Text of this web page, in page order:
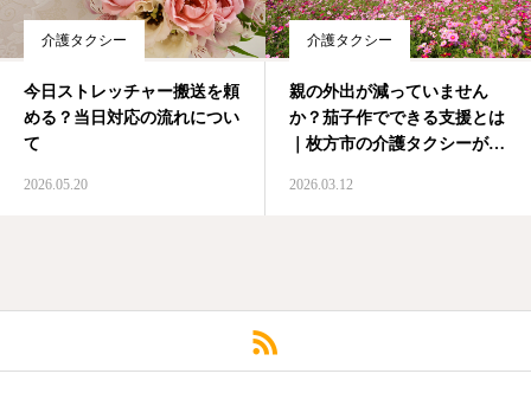
介護タクシー
今日ストレッチャー搬送を頼
める？当日対応の流れについ
て
2026.05.20
介護タクシー
親の外出が減っていません
か？茄子作でできる支援とは
｜枚方市の介護タクシーが解
2026.03.12